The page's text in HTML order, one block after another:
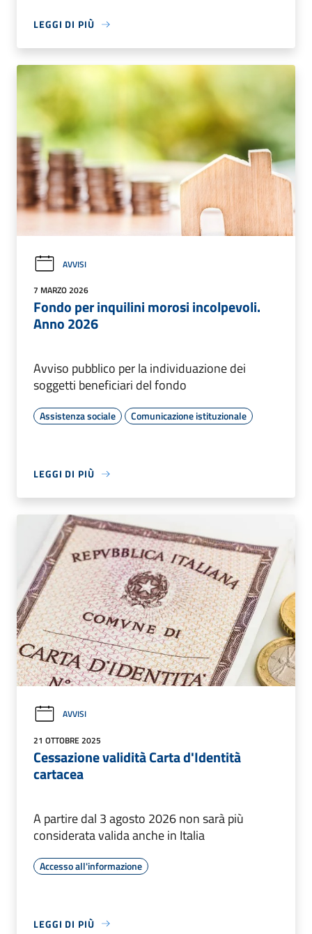
LEGGI DI PIÙ
AVVISI
7 MARZO 2026
Fondo per inquilini morosi incolpevoli.
Anno 2026
Avviso pubblico per la individuazione dei
soggetti beneficiari del fondo
Assistenza sociale Comunicazione istituzionale
LEGGI DI PIÙ
AVVISI
21 OTTOBRE 2025
Cessazione validità Carta d'Identità
cartacea
A partire dal 3 agosto 2026 non sarà più
considerata valida anche in Italia
Accesso all'informazione
LEGGI DI PIÙ